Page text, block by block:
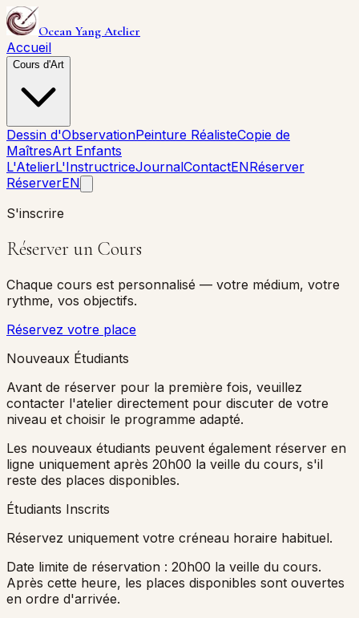
Ocean Yang Atelier
Accueil
Cours d'Art
Dessin d'ObservationPeinture RéalisteCopie de
MaîtresArt Enfants
L'AtelierL'InstructriceJournalContactENRéserver
RéserverEN
S'inscrire
Réserver un Cours
Chaque cours est personnalisé — votre médium, votre
rythme, vos objectifs.
Réservez votre place
Nouveaux Étudiants
Avant de réserver pour la première fois, veuillez
contacter l'atelier directement pour discuter de votre
niveau et choisir le programme adapté.
Les nouveaux étudiants peuvent également réserver en
ligne uniquement après 20h00 la veille du cours, s'il
reste des places disponibles.
Étudiants Inscrits
Réservez uniquement votre créneau horaire habituel.
Date limite de réservation : 20h00 la veille du cours.
Après cette heure, les places disponibles sont ouvertes
en ordre d'arrivée.